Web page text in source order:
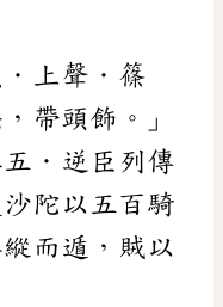
上聲．篠
帶頭飾。」
五．逆臣列傳
陀以五百騎
而遁，賊以